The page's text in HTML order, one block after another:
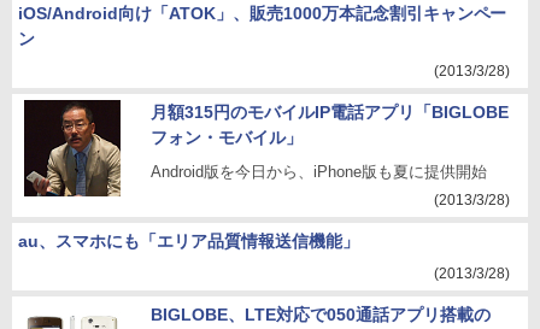
iOS/Android向け「ATOK」、販売1000万本記念割引キャンペー
ン
(2013/3/28)
月額315円のモバイルIP電話アプリ「BIGLOBE
フォン・モバイル」
Android版を今日から、iPhone版も夏に提供開始
(2013/3/28)
au、スマホにも「エリア品質情報送信機能」
(2013/3/28)
BIGLOBE、LTE対応で050通話アプリ搭載の